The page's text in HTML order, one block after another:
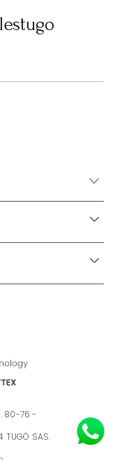
+
para productos
S.A.S
+
80-76 -
SAS.